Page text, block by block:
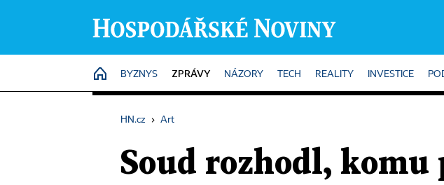
HOME
BYZNYS ZPRÁVY NÁZORY TECH REALITY INVESTICE
HN.cz › Art
Soud rozhodl, komu